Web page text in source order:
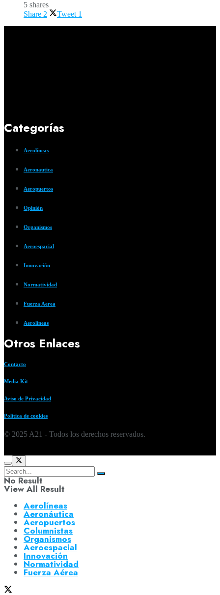
5 shares
Share 2 Tweet 1
Categorías
Aerolíneas
Aeronautica
Aeropuertos
Opinión
Organismos
Aeroespacial
Innovación
Normatividad
Fuerza Aerea
Aerolíneas
Otros Enlaces
Contacto
Media Kit
Aviso de Privacidad
Política de cookies
© 2025 A21 - Todos los derechos reservados.
No Result
View All Result
Aerolíneas
Aeronáutica
Aeropuertos
Columnistas
Organismos
Aeroespacial
Innovación
Normatividad
Fuerza Aérea